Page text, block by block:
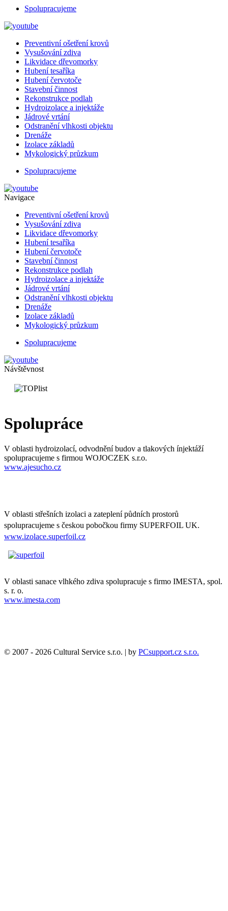
Spolupracujeme
Preventivní ošetření krovů
Vysušování zdiva
Likvidace dřevomorky
Hubení tesaříka
Hubení červotoče
Stavební činnost
Rekonstrukce podlah
Hydroizolace a injektáže
Jádrové vrtání
Odstranění vlhkosti objektu
Drenáže
Izolace základů
Mykologický průzkum
Spolupracujeme
Navigace
Preventivní ošetření krovů
Vysušování zdiva
Likvidace dřevomorky
Hubení tesaříka
Hubení červotoče
Stavební činnost
Rekonstrukce podlah
Hydroizolace a injektáže
Jádrové vrtání
Odstranění vlhkosti objektu
Drenáže
Izolace základů
Mykologický průzkum
Spolupracujeme
Návštěvnost
Spolupráce
V oblasti hydroizolací, odvodnění budov a tlakových ínjektáží
spolupracujeme s firmou WOJOCZEK s.r.o.
www.ajesucho.cz
V oblasti střešních izolaci a zateplení půdních prostorů
spolupracujeme s českou pobočkou firmy SUPERFOIL UK.
www.izolace.superfoil.cz
V oblasti sanace vlhkého zdiva spolupracuje s firmo IMESTA, spol.
s. r. o.
www.imesta.com
© 2007 - 2026 Cultural Service s.r.o. | by PCsupport.cz s.r.o.